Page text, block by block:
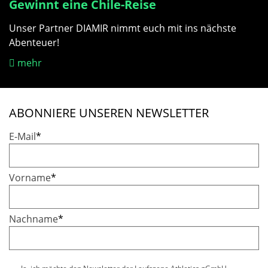
Gewinnt eine Chile-Reise
Unser Partner DIAMIR nimmt euch mit ins nächste
Abenteuer!
mehr
ABONNIERE UNSEREN NEWSLETTER
E-Mail*
Vorname*
Nachname*